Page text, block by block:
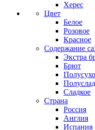
Херес
Цвет
Белое
Розовое
Красное
Содержание
Экстра
Брют
Сладкое
Страна
Россия
Англия
Испания